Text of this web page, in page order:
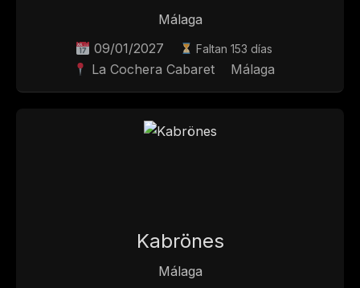
Málaga
09/01/2027
Faltan 153 días
La Cochera Cabaret Málaga
Kabrönes
Málaga